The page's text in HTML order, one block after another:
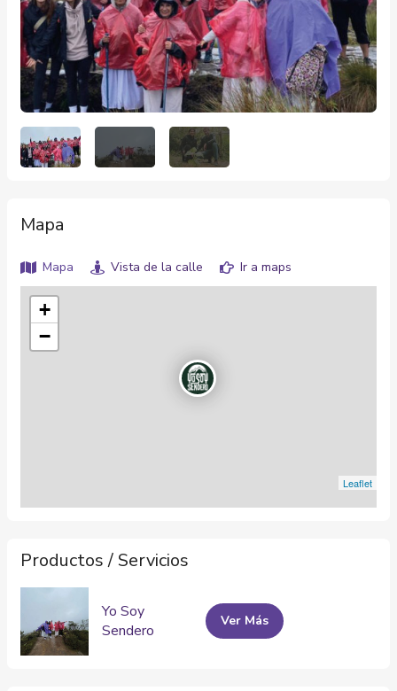
Mapa
Mapa Vista de la calle Ir a maps
+
−
Leaflet
Productos / Servicios
Yo Soy
Sendero
Ver Más